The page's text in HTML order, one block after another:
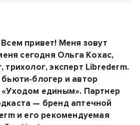
привет! Меня зовут
сегодня Ольга Кохас,
трихолог, эксперт Librederm.
блогер и автор
«Уходом единым». Партнер
— бренд аптечной
и его рекомендуемая